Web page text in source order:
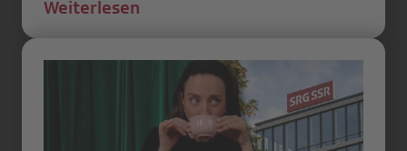
Weiterlesen